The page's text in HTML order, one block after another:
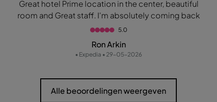
Great hotel Prime location in the center, beautiful
room and Great staff. I'm absolutely coming back
5.0
Ron Arkin
• Expedia • 29-05-2026
Alle beoordelingen weergeven